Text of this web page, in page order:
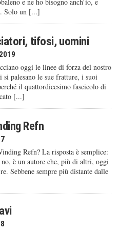
Solo un [...]
tifosi, uomini
oggi le linee di forza del nostro
palesano le sue fratture, i suoi
il quattordicesimo fascicolo di
[...]
Refn
Refn? La risposta è semplice:
no, è un autore che, più di altri, oggi
Sebbene sempre più distante dalle